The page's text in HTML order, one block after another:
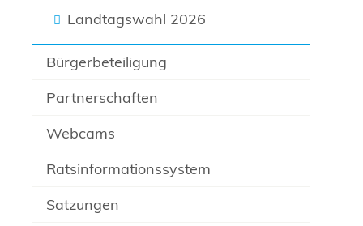
Landtagswahl 2026
Bürgerbeteiligung
Partnerschaften
Webcams
Ratsinformationssystem
Satzungen